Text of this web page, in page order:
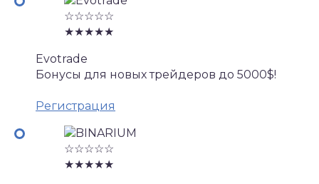
☆☆☆☆☆
★★★★★
Evotrade
Бонусы для новых трейдеров до 5000$!
Регистрация
☆☆☆☆☆
★★★★★